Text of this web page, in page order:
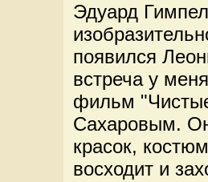
Эдуард
появился
встреча у
фильм
Сахаровым.
красок,
восходит и